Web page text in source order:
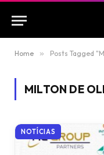
Home » Posts Tagged
MILTON DE
NOTÍCIAS